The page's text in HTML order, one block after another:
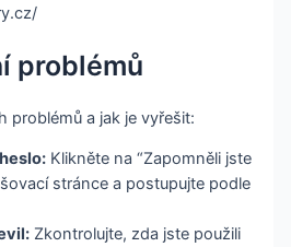
problémů
problémů a jak je vyřešit:
Klikněte na “Zapomněli jste
stránce a postupujte podle
Zkontrolujte, zda jste použili